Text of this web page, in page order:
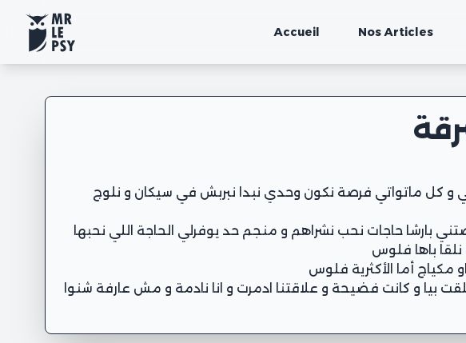
Accueil Nos Articles
و كل ماتواتي فرصة نكون وحدي نبدا نبربش في سيكان و نلوج
بارشا حاجات نحب نشراهم و منجم حد يوفرلي الحاجة اللي نحبها
بيا و كانت فضيحة و علاقتنا ادمرت و انا نادمة و مش عارفة شنوا